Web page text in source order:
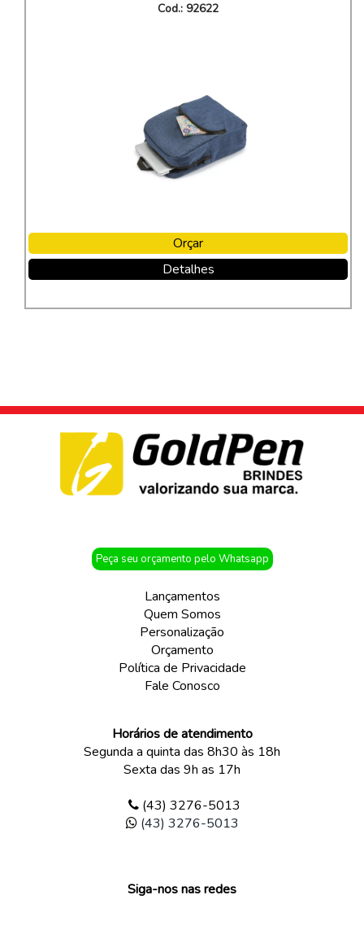
Cod.: 92622
Orçar
Detalhes
Peça seu orçamento pelo Whatsapp
Lançamentos
Quem Somos
Personalização
Orçamento
Política de Privacidade
Fale Conosco
Horários de atendimento
Segunda a quinta das 8h30 às 18h
Sexta das 9h as 17h
(43) 3276-5013
(43) 3276-5013
Siga-nos nas redes